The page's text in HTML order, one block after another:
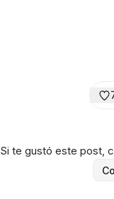
Si te gustó este post,